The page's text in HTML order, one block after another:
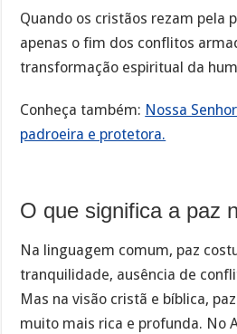
Quando os cristãos rezam pela
apenas o fim dos conflitos
transformação espiritual da
Conheça também: Nossa
padroeira e protetora.
O que significa a paz
Na linguagem comum, paz
tranquilidade, ausência de
Mas na visão cristã e bíblica,
muito mais rica e profunda. No